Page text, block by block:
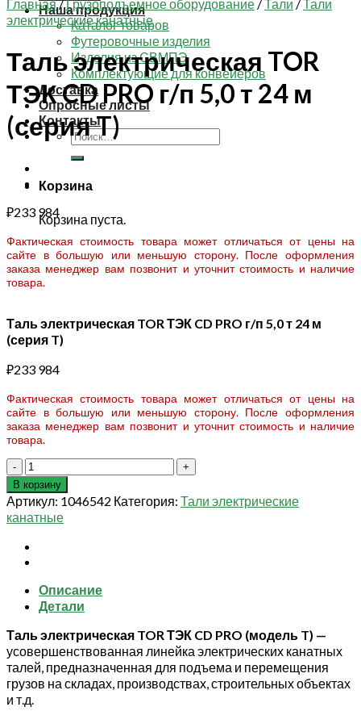
Наша продукция
Каталог товаров
Футеровочные изделия
Изделия из СВМПЭ
Комплектующие для конвейеров
Доставка
Опросные листы
Контакты
Искать:
Корзина
Корзина пуста.
Главная/Грузоподъемное оборудование /Тали /Тали
электрические канатные
Таль электрическая TOR
ТЭК CD PRO г/п 5,0 т 24 м
(серия T)
₽233 984
Фактическая стоимость товара может отличаться от цены на
сайте в большую или меньшую сторону. После оформления
заказа менеджер вам позвонит и уточнит стоимость и наличие
товара.
Таль электрическая TOR ТЭК CD PRO г/п 5,0 т 24 м
(серия T)
₽233 984
Фактическая стоимость товара может отличаться от цены на
сайте в большую или меньшую сторону. После оформления
заказа менеджер вам позвонит и уточнит стоимость и наличие
товара.
Количество
товара
Таль
электрическая
TOR
ТЭК
CD
г/
п
т
24
м
(серия
T)
В корзину
Артикул: 1046542 Категория: Тали электрические
канатные
Описание
Детали
Таль электрическая TOR ТЭК CD PRO (модель T) —
усовершенствованная линейка электрических канатных
талей, предназначенная для подъема и перемещения
грузов на складах, производствах, строительных объектах
и т.д.